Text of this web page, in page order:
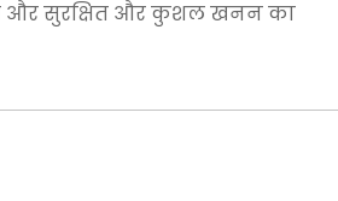
और सुरक्षित और कुशल खनन का